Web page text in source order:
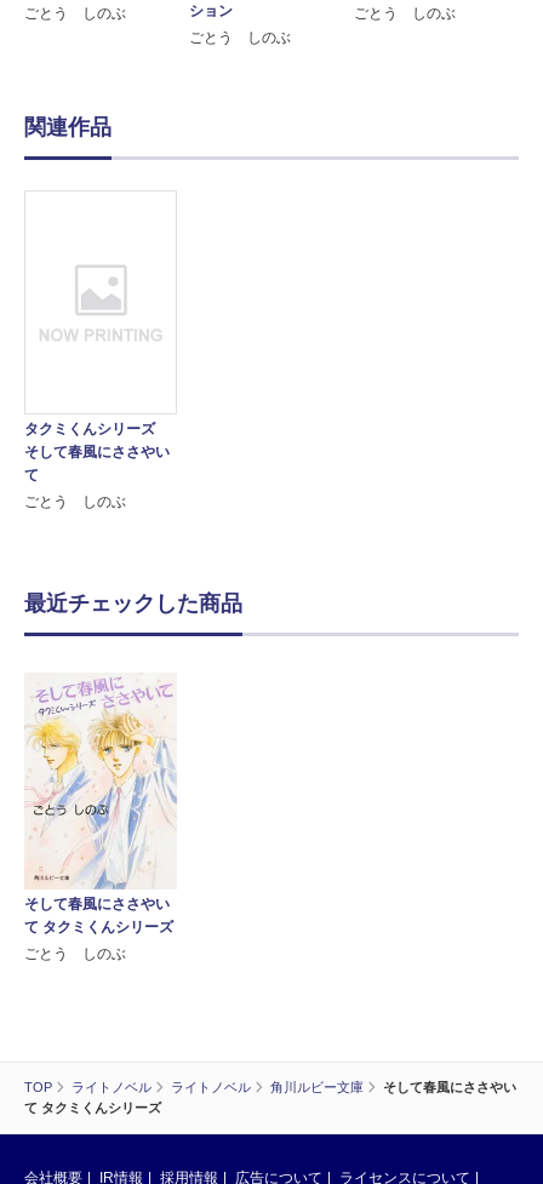
TOP ライトノベル ライトノベル 角川ルビー文庫
そして春風にささやい
て タクミくんシリーズ
ごとう しのぶ
ション
ごとう しのぶ
ごとう しのぶ
関連作品
タクミくんシリーズ
そして春風にささやい
て
ごとう しのぶ
最近チェックした商品
そして春風にささやい
て タクミくんシリーズ
ごとう しのぶ
会社概要 IR情報 採用情報 広告について ライセンスについて